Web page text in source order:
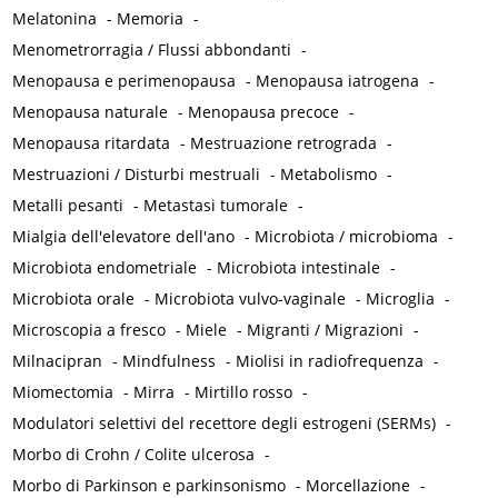
Melatonina - Memoria -
Menometrorragia / Flussi abbondanti -
Menopausa e perimenopausa - Menopausa iatrogena -
Menopausa naturale - Menopausa precoce -
Menopausa ritardata - Mestruazione retrograda -
Mestruazioni / Disturbi mestruali - Metabolismo -
Metalli pesanti - Metastasi tumorale -
Mialgia dell'elevatore dell'ano - Microbiota / microbioma -
Microbiota endometriale - Microbiota intestinale -
Microbiota orale - Microbiota vulvo-vaginale - Microglia -
Microscopia a fresco - Miele - Migranti / Migrazioni -
Milnacipran - Mindfulness - Miolisi in radiofrequenza -
Miomectomia - Mirra - Mirtillo rosso -
Modulatori selettivi del recettore degli estrogeni (SERMs) -
Morbo di Crohn / Colite ulcerosa -
Morbo di Parkinson e parkinsonismo - Morcellazione -